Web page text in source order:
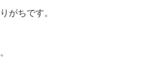
がちです。